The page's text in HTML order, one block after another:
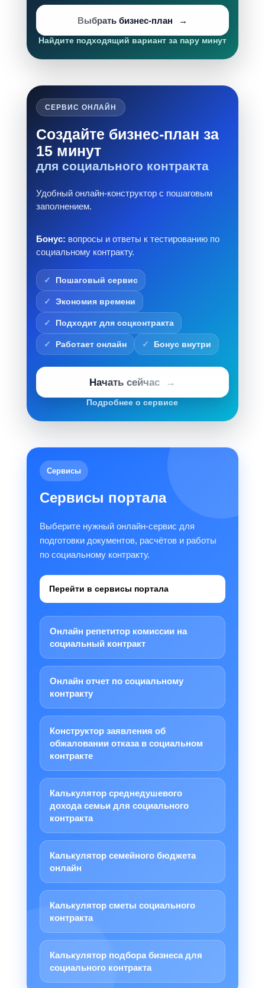
Выбрать бизнес-план
Найдите подходящий вариант за пару минут
СЕРВИС ОНЛАЙН
Создайте бизнес-план за
15 минут
для социального контракта
Удобный онлайн-конструктор с пошаговым
заполнением.
Бонус: вопросы и ответы к тестированию по
социальному контракту.
Пошаговый сервис
Экономия времени
Подходит для соцконтракта
Работает онлайн Бонус внутри
Начать сейчас
Подробнее о сервисе
Сервисы
Сервисы портала
Выберите нужный онлайн-сервис для
подготовки документов, расчётов и работы
по социальному контракту.
Перейти в сервисы портала
Онлайн репетитор комиссии на
социальный контракт
Онлайн отчет по социальному
контракту
Конструктор заявления об
обжаловании отказа в социальном
контракте
Калькулятор среднедушевого
дохода семьи для социального
контракта
Калькулятор семейного бюджета
онлайн
Калькулятор сметы социального
контракта
Калькулятор подбора бизнеса для
социального контракта